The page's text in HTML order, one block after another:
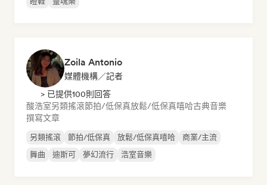
Zoila Antonio
媒體機構／記者
> 已提供100則回答
酸浩室另類搖滾節拍/低保真放鬆/低保真嘻哈古典音樂
撰寫文章
另類搖滾 節拍/低保真 放鬆/低保真嘻哈
商業/主流
舞曲
迪斯可 夢幻流行 浩室音樂